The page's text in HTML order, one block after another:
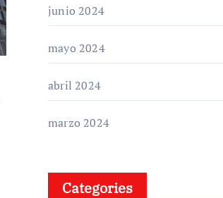
junio 2024
mayo 2024
abril 2024
marzo 2024
Categories